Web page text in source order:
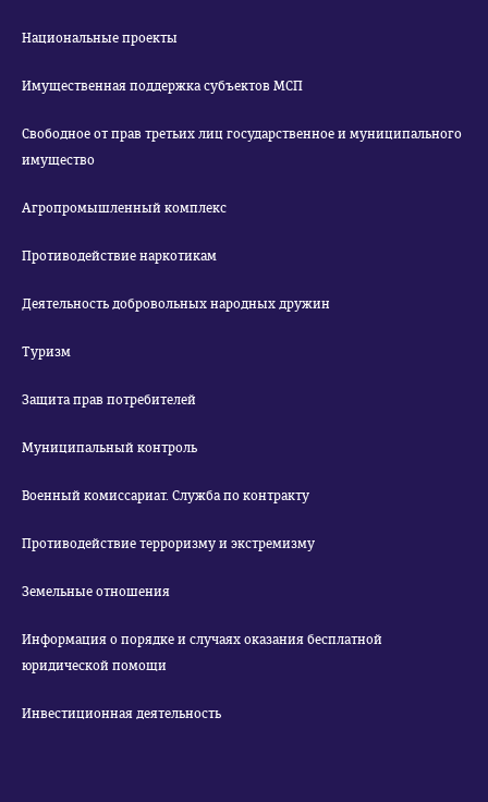
Национальные проекты
Имущественная поддержка субъектов МСП
Свободное от прав третьих лиц государственное и муниципального
имущество
Агропромышленный комплекс
Противодействие наркотикам
Деятельность добровольных народных дружин
Туризм
Защита прав потребителей
Муниципальный контроль
Военный комиссариат. Служба по контракту
Противодействие терроризму и экстремизму
Земельные отношения
Информация о порядке и случаях оказания бесплатной
юридической помощи
Инвестиционная деятельность